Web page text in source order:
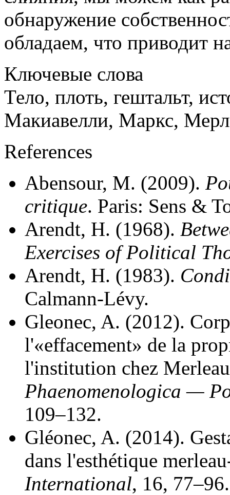
обнаружение
обладаем, что приводит
Ключевые слова
Тело, плоть, гештальт,
Макиавелли, Маркс,
References
Abensour, M. (2009).
critique. Paris: Sens &
Arendt, H. (1968).
Exercises of Political
Arendt, H. (1983).
Calmann-Lévy.
Gleonec, A. (2012).
l'«effacement» de la
l'institution chez
Phaenomenologica —
109–132.
Gléonec, A. (2014).
dans l'esthétique
International, 16, 77–96.